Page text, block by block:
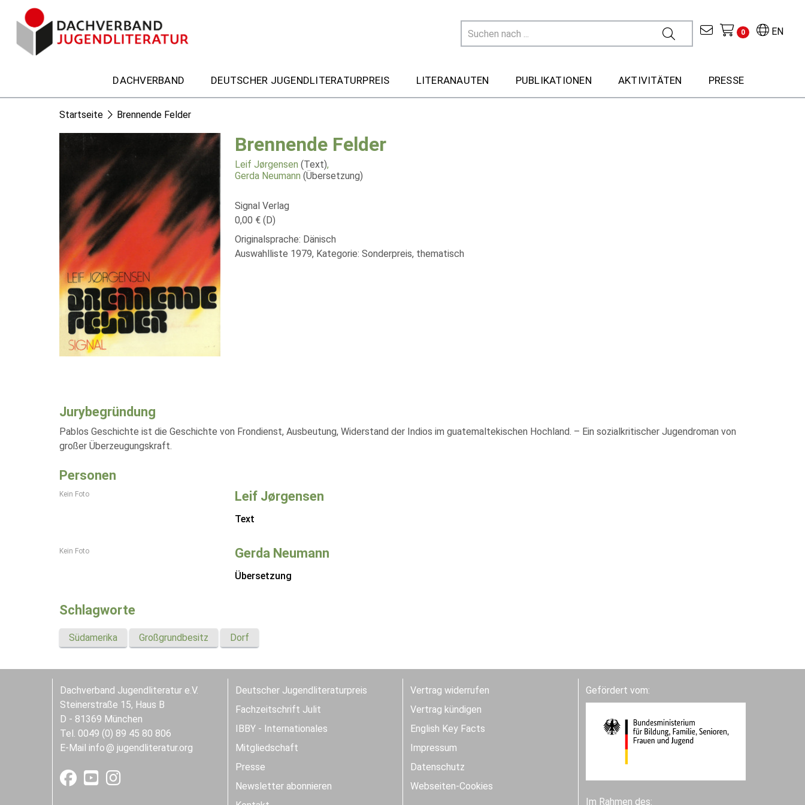
EN
0
DACHVERBAND DEUTSCHER JUGENDLITERATURPREIS LITERANAUTEN PUBLIKATIONEN AKTIVITÄTEN PRESSE
Startseite Brennende Felder
Brennende Felder
Leif Jørgensen (Text),
Gerda Neumann (Übersetzung)
Signal Verlag
0,00 € (D)
Originalsprache: Dänisch
Auswahlliste 1979, Kategorie: Sonderpreis, thematisch
Jurybegründung
Pablos Geschichte ist die Geschichte von Frondienst, Ausbeutung, Widerstand der Indios im guatemaltekischen Hochland. – Ein sozialkritischer Jugendroman von
großer Überzeugungskraft.
Personen
Kein Foto Leif Jørgensen
Text
Kein Foto Gerda Neumann
Übersetzung
Schlagworte
Südamerika Großgrundbesitz Dorf
Dachverband Jugendliteratur e.V.
Steinerstraße 15, Haus B
D - 81369 München
Tel. 0049 (0) 89 45 80 806
E-Mail info jugendliteratur.org
Deutscher Jugendliteraturpreis
Fachzeitschrift Julit
IBBY - Internationales
Mitgliedschaft
Presse
Newsletter abonnieren
Vertrag widerrufen
Vertrag kündigen
English Key Facts
Impressum
Datenschutz
Webseiten-Cookies
Gefördert vom:
Im Rahmen des: